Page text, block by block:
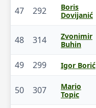
47 292
Boris
Dovijanić
48 314
Zvonimir
Buhin
49 299 Igor Borić
50 307
Mario
Topic